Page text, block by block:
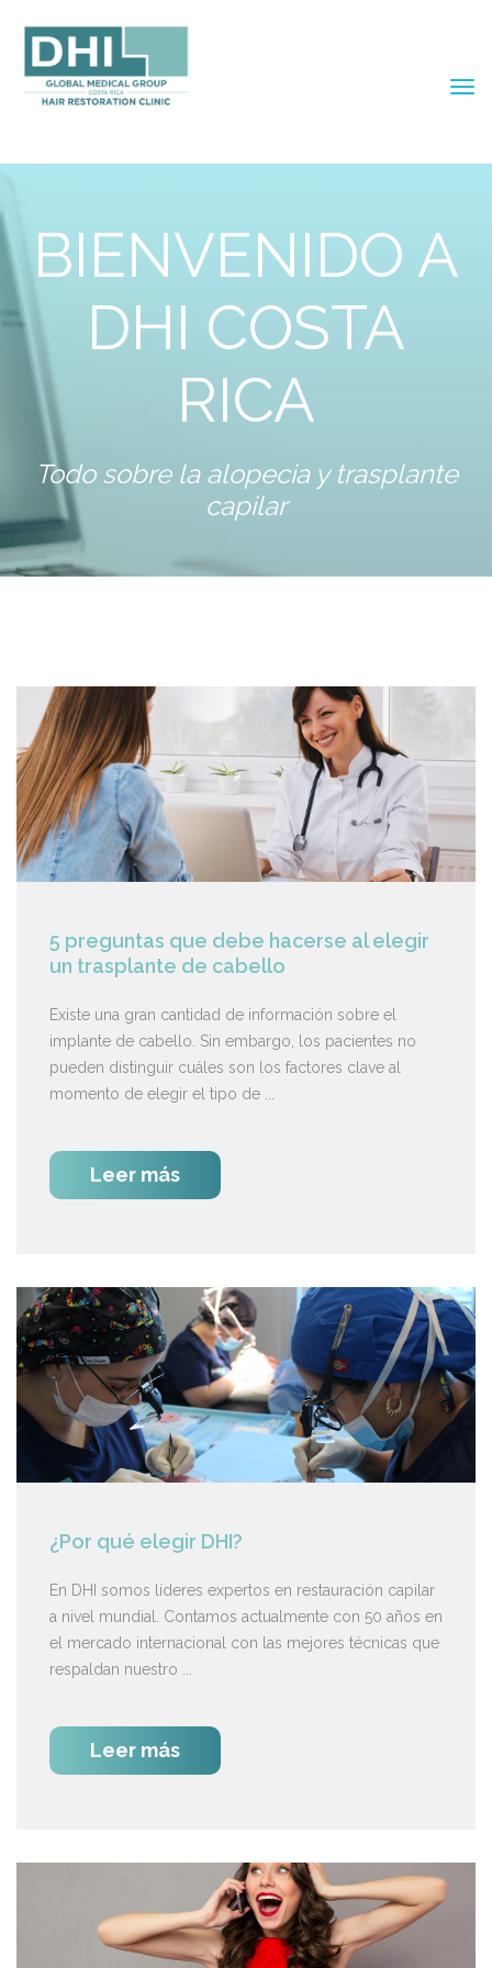
BIENVENIDO A
DHI COSTA
RICA
Todo sobre la alopecia y trasplante
capilar
5 preguntas que debe hacerse al elegir
un trasplante de cabello
Existe una gran cantidad de información sobre el
implante de cabello. Sin embargo, los pacientes no
pueden distinguir cuáles son los factores clave al
momento de elegir el tipo de ...
Leer más
¿Por qué elegir DHI?
En DHI somos líderes expertos en restauración capilar
a nivel mundial. Contamos actualmente con 50 años en
el mercado internacional con las mejores técnicas que
respaldan nuestro ...
Leer más